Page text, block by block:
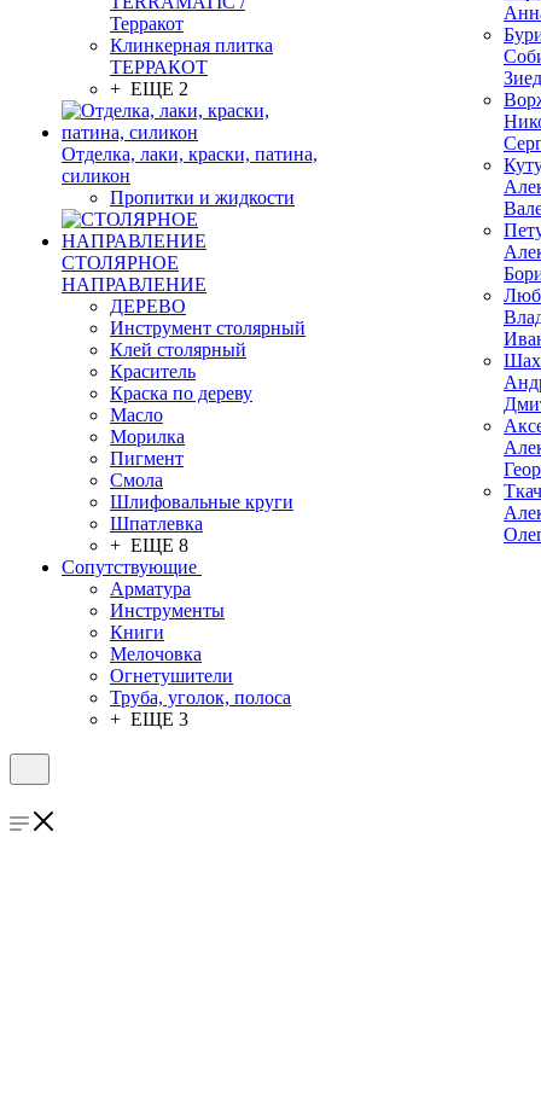
Терракот
Клинкерная плитка
ТЕРРАКОТ
+ ЕЩЕ 2
Отделка, лаки, краски, патина,
силикон
Пропитки и жидкости
СТОЛЯРНОЕ
НАПРАВЛЕНИЕ
ДЕРЕВО
Инструмент столярный
Клей столярный
Краситель
Краска по дереву
Масло
Морилка
Пигмент
Смола
Шлифовальные круги
Шпатлевка
+ ЕЩЕ 8
Сопутствующие
Арматура
Инструменты
Книги
Мелочовка
Огнетушители
Труба, уголок, полоса
+ ЕЩЕ 3